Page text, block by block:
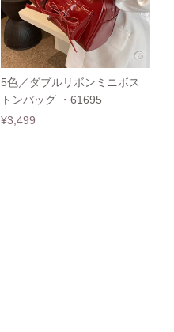
5色／ダブルリボンミニボス
トンバッグ ・61695
¥3,499